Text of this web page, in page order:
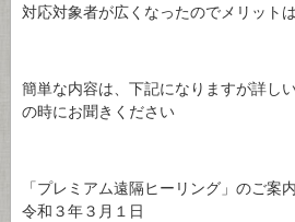
対応対象者が広くなったのでメリット
簡単な内容は、下記になりますが詳し
の時にお聞きください
「プレミアム遠隔ヒーリング」のご案内
令和３年３月１日